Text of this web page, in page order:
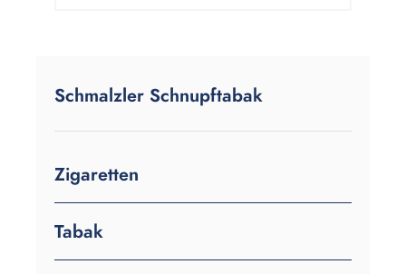
Schmalzler Schnupftabak
Zigaretten
Tabak